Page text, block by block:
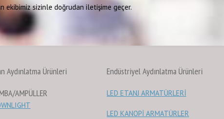
ekibimiz sizinle doğrudan iletişime geçer.
Aydınlatma Ürünleri
AMPÜLLER
Endüstriyel Aydınlatma Ürünleri
LED ETANJ ARMATÜRLERİ
LED KANOPİ ARMATÜRLER